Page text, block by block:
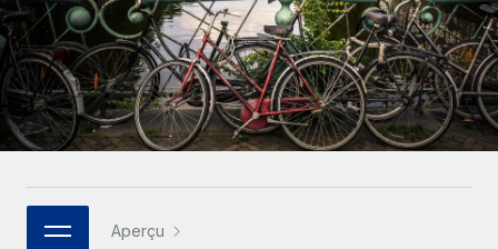
INFRASTRUCTURE
Intégration Remote
Intégrez vos RH aux flux de travail en toute simplicité
Plateforme
Connecter
Nouveau
Des solutions agiles et internationales pour les RH et la
paie des entreprises en pleine croissance
Entreprises intermédiaires
Développez vos équipes avec des solutions RH sur
mesure
Entreprise
Les RH à l’international pour les grandes entreprises
APPRENDRE AVEC REMOTE
Recherche et guides
Études de cas
Checklists et modèles
Español
Italiano
Português (Portugal)
日本語
Aperçu